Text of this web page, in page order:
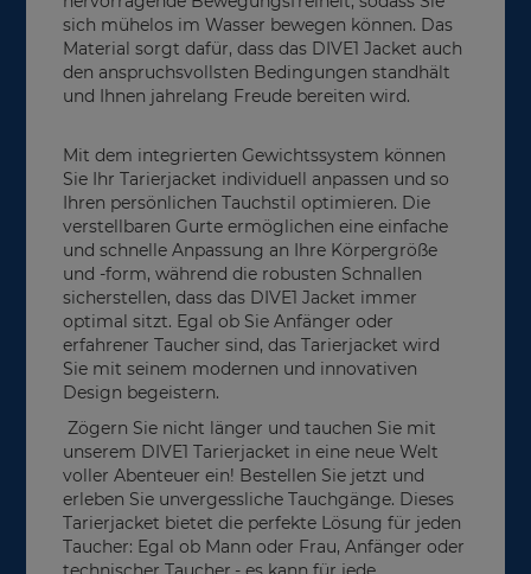
sich mühelos im Wasser bewegen können. Das
Material sorgt dafür, dass das DIVE1 Jacket auch
den anspruchsvollsten Bedingungen standhält
und Ihnen jahrelang Freude bereiten wird.
Mit dem integrierten Gewichtssystem können
Sie Ihr Tarierjacket individuell anpassen und so
Ihren persönlichen Tauchstil optimieren. Die
verstellbaren Gurte ermöglichen eine einfache
und schnelle Anpassung an Ihre Körpergröße
und -form, während die robusten Schnallen
sicherstellen, dass das DIVE1 Jacket immer
optimal sitzt. Egal ob Sie Anfänger oder
erfahrener Taucher sind, das Tarierjacket wird
Sie mit seinem modernen und innovativen
Design begeistern.
Zögern Sie nicht länger und tauchen Sie mit
unserem DIVE1 Tarierjacket in eine neue Welt
voller Abenteuer ein! Bestellen Sie jetzt und
erleben Sie unvergessliche Tauchgänge. Dieses
Tarierjacket bietet die perfekte Lösung für jeden
Taucher: Egal ob Mann oder Frau, Anfänger oder